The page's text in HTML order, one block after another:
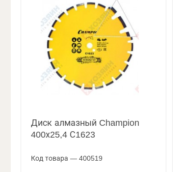
Диск алмазный Champion
400х25,4 С1623
Код товара — 400519